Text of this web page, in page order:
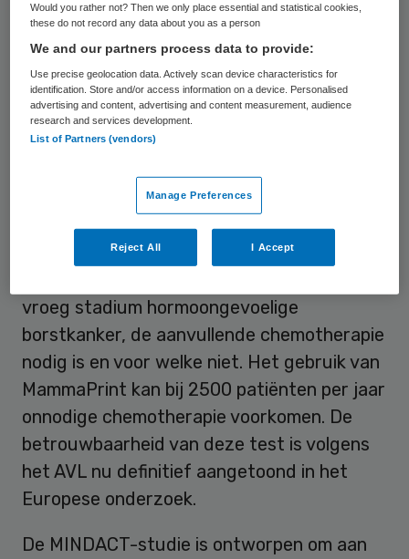
Bovendien is er een kostenbesparend
effect als chemotherapie niet wordt
ingezet.
Dit blijkt uit een Europees onderzoek onder
bijna 6700 patiënten, waarvan ruim 2000
uit Nederland. Bij de zogeheten MINDACT-
studie werd de MammaPrint ingezet, een
door het Antoni van Leeuwenhoek (AVL)
ontwikkelde test waarmee kan worden
vroeg stadium hormoongevoelige
borstkanker, de aanvullende chemotherapie
nodig is en voor welke niet. Het gebruik van
MammaPrint kan bij 2500 patiënten per jaar
onnodige chemotherapie voorkomen. De
betrouwbaarheid van deze test is volgens
het AVL nu definitief aangetoond in het
Europese onderzoek.
De MINDACT-studie is ontworpen om aan
Would you rather not? Then we only place essential and statistical cookies,
these do not record any data about you as a person
We and our partners process data to provide:
Use precise geolocation data. Actively scan device characteristics for
identification. Store and/or access information on a device. Personalised
advertising and content, advertising and content measurement, audience
research and services development.
List of Partners (vendors)
Manage Preferences
Reject All I Accept